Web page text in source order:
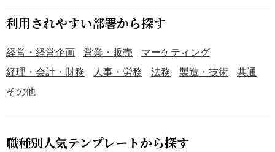
利用されやすい部署から探す
経営・経営企画 営業・販売
マーケティング
経理・会計・財務
人事・労務 法務 製造・技術
共通
その他
職種別人気テンプレートから探す